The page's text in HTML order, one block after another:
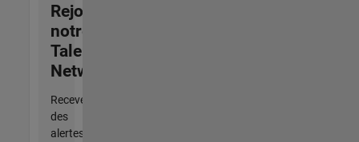
Rejoignez
notre
Talent
Network
Recevez
des
alertes